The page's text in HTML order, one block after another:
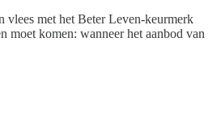
vlees met het Beter Leven-keurmerk
moet komen: wanneer het aanbod van